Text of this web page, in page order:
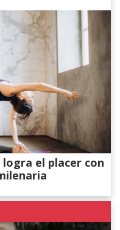
logra el placer con